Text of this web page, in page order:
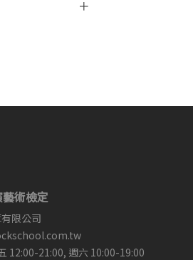
術檢定
限公司
12:00-21:00, 週六 10:00-19:00